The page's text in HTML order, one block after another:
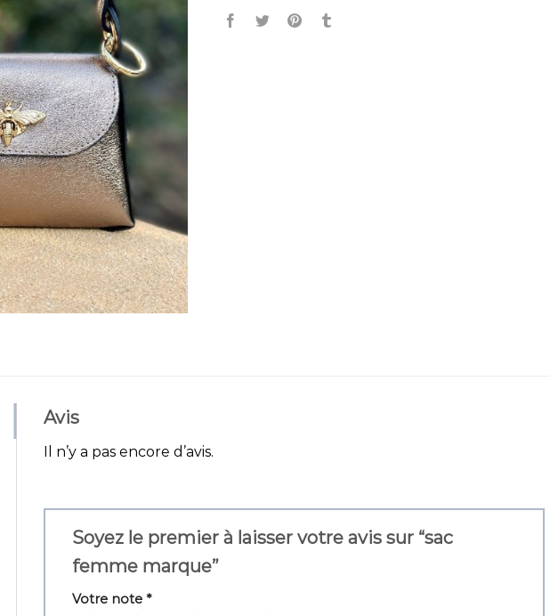
Avis
Il n’y a pas encore d’avis.
Soyez le premier à laisser votre avis sur “sac
femme marque”
Votre note *